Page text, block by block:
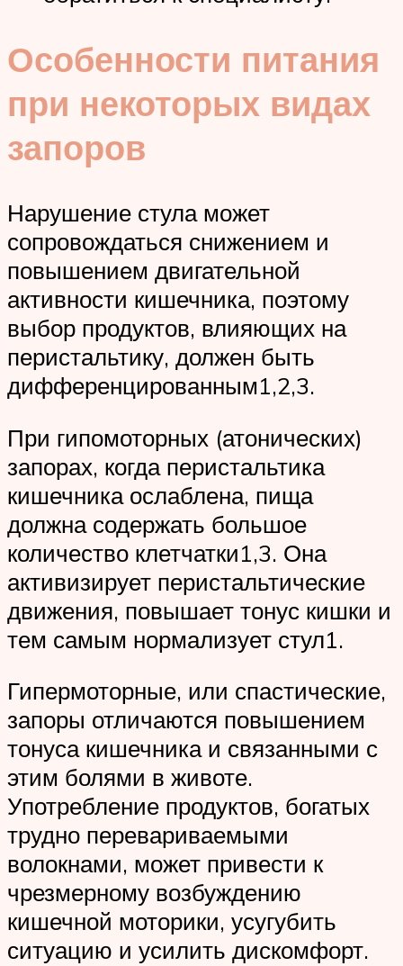
Особенности питания
при некоторых видах
запоров
Нарушение стула может
сопровождаться снижением и
повышением двигательной
активности кишечника, поэтому
выбор продуктов, влияющих на
перистальтику, должен быть
дифференцированным1,2,3.
При гипомоторных (атонических)
запорах, когда перистальтика
кишечника ослаблена, пища
должна содержать большое
количество клетчатки1,3. Она
активизирует перистальтические
движения, повышает тонус кишки и
тем самым нормализует стул1.
Гипермоторные, или спастические,
запоры отличаются повышением
тонуса кишечника и связанными с
этим болями в животе.
Употребление продуктов, богатых
трудно перевариваемыми
волокнами, может привести к
чрезмерному возбуждению
кишечной моторики, усугубить
ситуацию и усилить дискомфорт.